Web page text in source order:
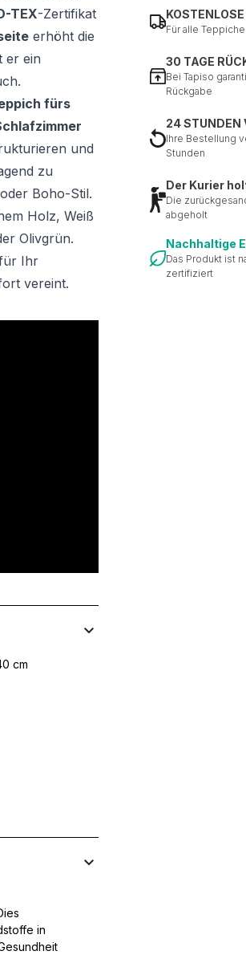
TEX-Zertifikat
erhöht die
er ein
fürs
und
zu
Boho-Stil.
Holz, Weiß
Olivgrün.
Ihr
vereint.
Für alle Teppiche
30 TAGE
Bei Tapiso
Rückgabe
24 STUNDEN
Ihre Bestellung
Stunden
Der Kurier
Die
abgeholt
Nachhaltige
Das Produkt ist
zertifiziert
cm
in
um Funktionen für soziale
geben wir Informationen über Ihre
und Analysen weiter. Diese Partner
haben oder die sie im Rahmen
Funktionen dieser Website zu
Anpassen Ihrer
zu speichern, die die Art und
bevorzugte Sprache oder die Region, in